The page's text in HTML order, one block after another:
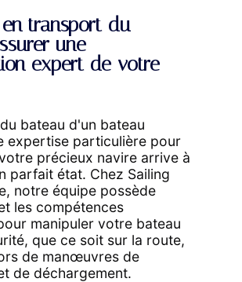
transport du
une
expert de votre
bateau d'un bateau
expertise particulière pour
précieux navire arrive à
parfait état. Chez Sailing
notre équipe possède
les compétences
manipuler votre bateau
que ce soit sur la route,
de manœuvres de
de déchargement.